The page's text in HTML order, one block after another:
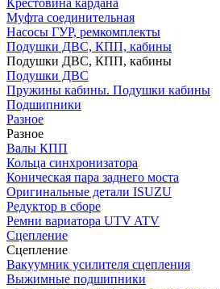
Крестовина кардана
Муфта соединительная
Насосы ГУР, ремкомплекты
Подушки ДВС, КПП, кабины
Подушки ДВС, КПП, кабины
Подушки ДВС
Пружины кабины. Подушки кабины
Подшипники
Разное
Разное
Валы КПП
Кольца синхронизатора
Коническая пара заднего моста
Оригинальные детали ISUZU
Редуктор в сборе
Ремни вариатора UTV ATV
Сцепление
Сцепление
Вакуумник усилителя сцепления
Выжимные подшипники